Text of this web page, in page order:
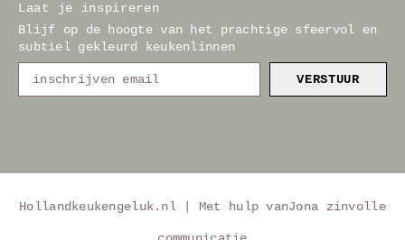
Laat je inspireren
Blijf op de hoogte van het prachtige sfeervol en
subtiel gekleurd keukenlinnen
VERSTUUR
Hollandkeukengeluk.nl | Met hulp vanJona zinvolle